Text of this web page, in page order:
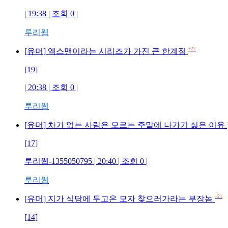
| 19:38 | 조회 0 |
루리웹
[유머] 엑스맨이라는 시리즈가 가진 큰 한계점 +22
[19]
| 20:38 | 조회 0 |
루리웹
[유머] 차가 없는 사람은 모르는 주말에 나가기 싫은 이유
[17]
루리웹-1355050795 | 20:40 | 조회 0 |
루리웹
[유머] 지가 식당에 두고온 모자 찾으러가라는 부장놈 +21
[14]